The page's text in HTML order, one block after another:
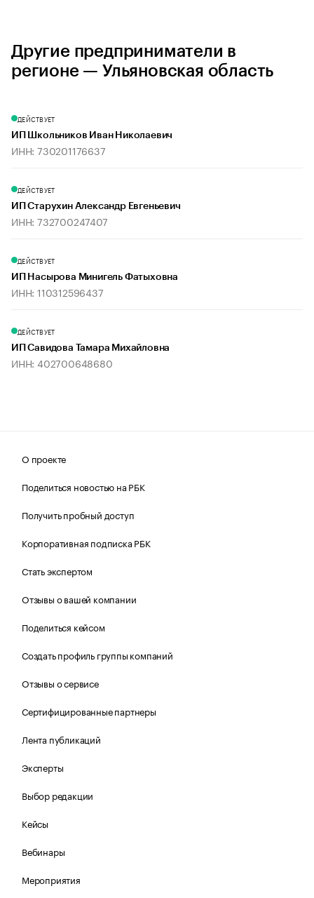
Другие предприниматели в
регионе — Ульяновская область
ДЕЙСТВУЕТ
ИП Школьников Иван Николаевич
ИНН: 730201176637
ДЕЙСТВУЕТ
ИП Старухин Александр Евгеньевич
ИНН: 732700247407
ДЕЙСТВУЕТ
ИП Насырова Минигель Фатыховна
ИНН: 110312596437
ДЕЙСТВУЕТ
ИП Савидова Тамара Михайловна
ИНН: 402700648680
О проекте
Поделиться новостью на РБК
Получить пробный доступ
Корпоративная подписка РБК
Стать экспертом
Отзывы о вашей компании
Поделиться кейсом
Создать профиль группы компаний
Отзывы о сервисе
Сертифицированные партнеры
Лента публикаций
Эксперты
Выбор редакции
Кейсы
Вебинары
Мероприятия